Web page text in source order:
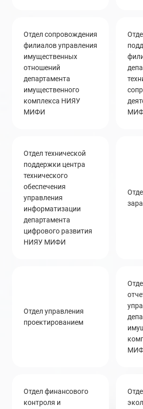
отдел сопровождения
филиалов управления
имущественных
отношений
департамента
имущественного
комплекса НИЯУ
МИФИ
отдел технической
отдел технической
поддержки центра
технического
обеспечения
управления
информатизации
департамента
цифрового развития
НИЯУ МИФИ
Отдел труда и
Отдел управления
проектированием
отдел учета и
отдел финансового
контроля и
отдел